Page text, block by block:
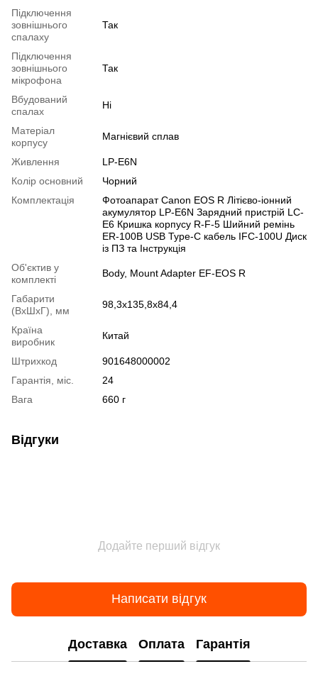
Підключення
зовнішнього
спалаху
Так
Підключення
зовнішнього
мікрофона
Так
Вбудований
спалах
Ні
Матеріал
корпусу
Магнієвий сплав
Живлення
LP-E6N
Колір основний
Чорний
Комплектація
Фотоапарат Canon EOS R Літієво-іонний
акумулятор LP-E6N Зарядний пристрій LC-
E6 Кришка корпусу R-F-5 Шийний ремінь
ER-100B USB Type-C кабель IFC-100U Диск
із ПЗ та Інструкція
Об'єктив у
комплекті
Body, Mount Adapter EF-EOS R
Габарити
(ВхШхГ), мм
98,3х135,8х84,4
Країна
виробник
Китай
Штрихкод
901648000002
Гарантія, міс.
24
Вага
660 г
Відгуки
Додайте перший відгук
Написати відгук
Доставка Оплата Гарантія